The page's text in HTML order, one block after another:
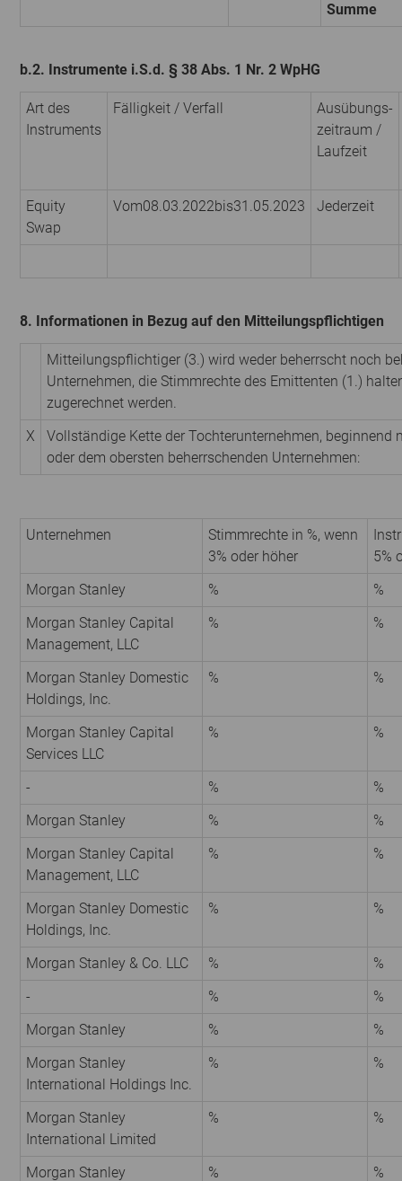
Summe
b.2. Instrumente i.S.d. § 38 Abs. 1 Nr. 2 WpHG
Art des
Instruments
Fälligkeit / Verfall
Ausübungs­
zeitraum /
Laufzeit
Equity
Swap
Vom08.03.2022bis31.05.2023 Jederzeit
8. Informationen in Bezug auf den Mitteilungspflichtigen
Mitteilungspflichtiger (3.) wird weder beherrscht noch
Unternehmen, die Stimmrechte des Emittenten (1.)
zugerechnet werden.
X
Vollständige Kette der Tochterunternehmen, beginnend
oder dem obersten beherrschenden Unternehmen:
Unternehmen
Stimmrechte in %, wenn
3% oder höher
5%
Morgan Stanley
%
%
Morgan Stanley Capital
Management, LLC
% %
Morgan Stanley Domestic
Holdings, Inc.
% %
Morgan Stanley Capital
Services LLC
% %
- %
%
Morgan Stanley
%
%
Morgan Stanley Capital
Management, LLC
% %
Morgan Stanley Domestic
Holdings, Inc.
% %
Morgan Stanley & Co. LLC %
%
-
%
%
Morgan Stanley
%
%
Morgan Stanley
International Holdings Inc.
% %
Morgan Stanley
International Limited
% %
Morgan Stanley
% %